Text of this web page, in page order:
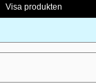
Visa produkten